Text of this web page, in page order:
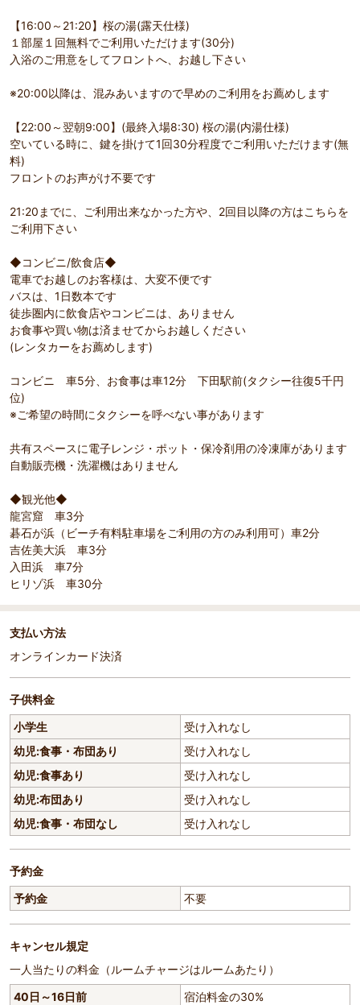
【16:00～21:20】桜の湯(露天仕様)
１部屋１回無料でご利用いただけます(30分)
入浴のご用意をしてフロントへ、お越し下さい
※20:00以降は、混みあいますので早めのご利用をお薦めします
【22:00～翌朝9:00】(最終入場8:30) 桜の湯(内湯仕様)
空いている時に、鍵を掛けて1回30分程度でご利用いただけます(無
料)
フロントのお声がけ不要です
21:20までに、ご利用出来なかった方や、2回目以降の方はこちらを
ご利用下さい
◆コンビニ/飲食店◆
電車でお越しのお客様は、大変不便です
バスは、1日数本です
徒歩圏内に飲食店やコンビニは、ありません
お食事や買い物は済ませてからお越しください
(レンタカーをお薦めします)
コンビニ 車5分、お食事は車12分 下田駅前(タクシー往復5千円
位)
※ご希望の時間にタクシーを呼べない事があります
共有スペースに電子レンジ・ポット・保冷剤用の冷凍庫があります
自動販売機・洗濯機はありません
◆観光他◆
龍宮窟 車3分
碁石が浜（ビーチ有料駐車場をご利用の方のみ利用可）車2分
吉佐美大浜 車3分
入田浜 車7分
ヒリゾ浜 車30分
支払い方法
オンラインカード決済
子供料金
小学生
受け入れなし
幼児:食事・布団あり
受け入れなし
幼児:食事あり
受け入れなし
幼児:布団あり
受け入れなし
幼児:食事・布団なし
受け入れなし
予約金
予約金
不要
キャンセル規定
一人当たりの料金（ルームチャージはルームあたり）
40日～16日前
宿泊料金の30%